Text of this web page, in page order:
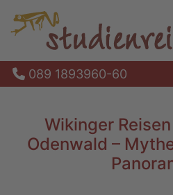
089 1893960-60
Wikinger
Odenwald –